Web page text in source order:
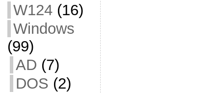
W124(16)
Windows
(99)
AD (7)
DOS (2)